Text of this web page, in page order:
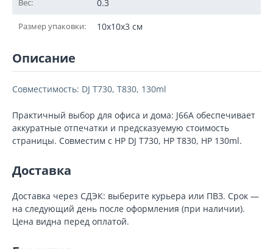
Вес: 0.3
Размер упаковки: 10x10x3 см
Описание
Совместимость: DJ T730, T830, 130ml
Практичный выбор для офиса и дома: J66A обеспечивает
аккуратные отпечатки и предсказуемую стоимость
страницы. Совместим с HP DJ T730, HP T830, HP 130ml.
Доставка
Доставка через СДЭК: выберите курьера или ПВЗ. Срок —
на следующий день после оформления (при наличии).
Цена видна перед оплатой.